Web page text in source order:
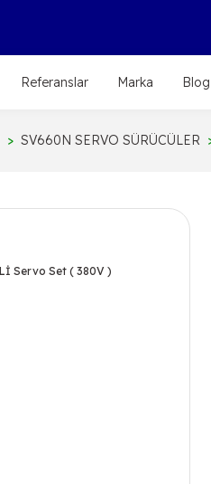
Referanslar Marka Blog
SV660N SERVO SÜRÜCÜLER